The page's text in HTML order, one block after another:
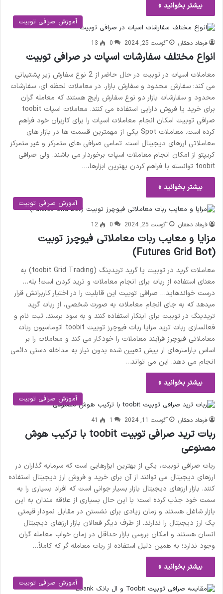
بیشتر بخوانید »
آموزش صرافی توبیت
فرهاد دهقان آگوست 25, 2024 0
13
انواع مختلف سفارشات اسپات در صرافی توبیت
معاملات اسپات در توبیت در حال حاضر از 2 نوع سفارش زیر پشتیبانی
می کند: سفارش محدود و سفارش بازار. در معاملات لحظه ای، سفارشات
محدود و سفارشات بازار دو نوع سفارش رایج هستند که معامله گران
برای خرید یا فروش دارایی استفاده می کنند. معاملات اسپات toobit
صرافی توبیت امکان انجام معاملات اسپات را برای کاربران خود فراهم
کرده است. معاملات Spot یکی از مهمترین قسمت ها در بازار های
معاملاتی ارزهای دیجیتال است. تمامی صرافی های متمرکز و غیر متمرکز
کریپتو از امکان انجام معاملات اسپات برخوردار می باشند. ولی صرافی
toobit توانسته با فراهم کردن بهترین ابزارها،…
بیشتر بخوانید »
آموزش صرافی توبیت
فرهاد دهقان آگوست 25, 2024 0
12
مزایا و معایب ربات معاملاتی فیوچرز توبیت
(Futures Grid Bot)
معاملات گرید در توبیت یا گرید تریدینگ (toobit Grid Trading) به
معنای استفاده از ربات برای انجام معاملات و ترید کردن است! بله…
درست خواندهاید… صرافی توبیت این قابلیت را در اختیار کاربرانش قرار
میدهد که به جای انجام معاملات به صورت شخصی، از ربات گرید
تریدینگ در توبیت برای اینکار استفاده کنند و به سود برسند. ثبت نام و
فعالسازی ربات ترید مزایا ربات فیوچرز توبیت toobit اتوماسیون ربات
معاملاتی فیوچرز فرآیند معاملات را خودکار می کند و معاملات را بر
اساس پارامترهای از پیش تعیین شده بدون نیاز به مداخله دستی دائمی
انجام می دهد. این می تواند…
بیشتر بخوانید »
آموزش صرافی توبیت
فرهاد دهقان آگوست 11, 2024 1
41
ربات ترید صرافی توبیت toobit با ترکیب هوش
مصنوعی
ربات صرافی توبیت، یکی از بهترین ابزارهایی است که سرمایه گذاران در
ارزهای دیجیتال می توانند از آن برای خرید و فروش ارز دیجیتال استفاده
کنند. بازار ارزهای دیجیتال بازار بسیار جوانی است که افراد بسیاری را به
سمت خود جذب کرده است؛ با این حال بسیاری از علاقه مندان به این
بازار شاغل هستند و زمان زیادی برای نشستن در مقابل نمودار قیمتی
یک ارز دیجیتال را ندارند. از طرف دیگر فعالان بازار ارزهای دیجیتال
انسان هستند و امکان بررسی بازار حداقل در زمان خواب معامله گران
وجود ندارد؛ به همین دلیل استفاده از ربات معامله گر که کاملاً…
بیشتر بخوانید »
آموزش صرافی توبیت